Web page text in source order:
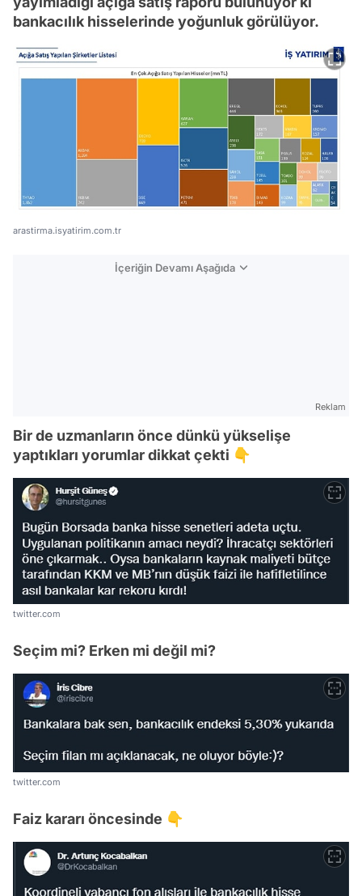
bankacılık hisselerinde yoğunluk görülüyor.
arastirma.isyatirim.com.tr
İçeriğin Devamı Aşağıda
Reklam
Bir de uzmanların önce dünkü yükselişe
yaptıkları yorumlar dikkat çekti 👇
twitter.com
Seçim mi? Erken mi değil mi?
twitter.com
Faiz kararı öncesinde 👇